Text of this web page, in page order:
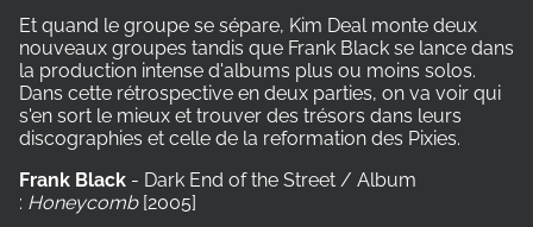
Et quand le groupe se sépare, Kim Deal monte deux
nouveaux groupes tandis que Frank Black se lance dans
la production intense d'albums plus ou moins solos.
Dans cette rétrospective en deux parties, on va voir qui
s'en sort le mieux et trouver des trésors dans leurs
discographies et celle de la reformation des Pixies.
Frank Black - Dark End of the Street / Album
: Honeycomb [2005]